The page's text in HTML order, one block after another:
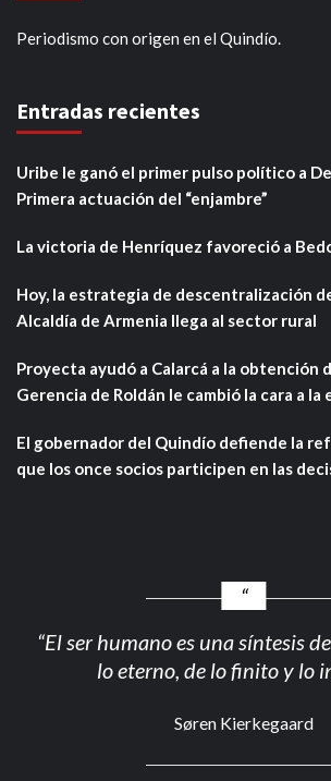
Periodismo con origen en el Quindío.
Entradas recientes
Uribe le ganó el primer pulso político a
Primera actuación del “enjambre”
La victoria de Henríquez favoreció a
Hoy, la estrategia de descentralización
Alcaldía de Armenia llega al sector rural
Proyecta ayudó a Calarcá a la obtención
Gerencia de Roldán le cambió la cara a la
El gobernador del Quindío defiende la
que los once socios participen en las
“El ser humano es una síntesis
lo eterno, de lo finito y lo
Søren Kierkegaard